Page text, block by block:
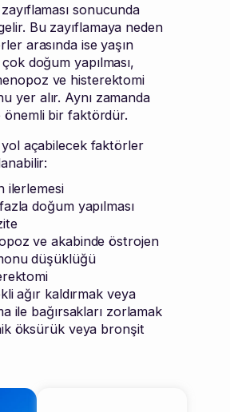
sonucunda
Bu zayıflamaya neden
arasında ise yaşın
doğum yapılması,
ve histerektomi
yer alır. Aynı zamanda
önemli bir faktördür.
açabilecek faktörler
ilerlemesi
doğum yapılması
ve akabinde östrojen
düşüklüğü
ağır kaldırmak veya
ile bağırsakları zorlamak
öksürük veya bronşit